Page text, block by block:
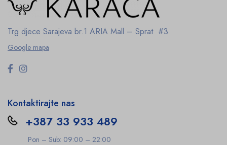
Trg djece Sarajeva br.1 ARIA Mall – Sprat #3
Google mapa
Kontaktirajte nas
+387 33 933 489
Pon – Sub: 09:00 – 22:00